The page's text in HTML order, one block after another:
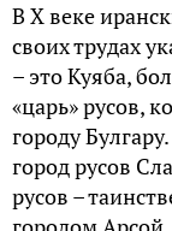
В X веке
своих трудах
– это Куяба,
«царь» русов,
городу
город русов
русов –